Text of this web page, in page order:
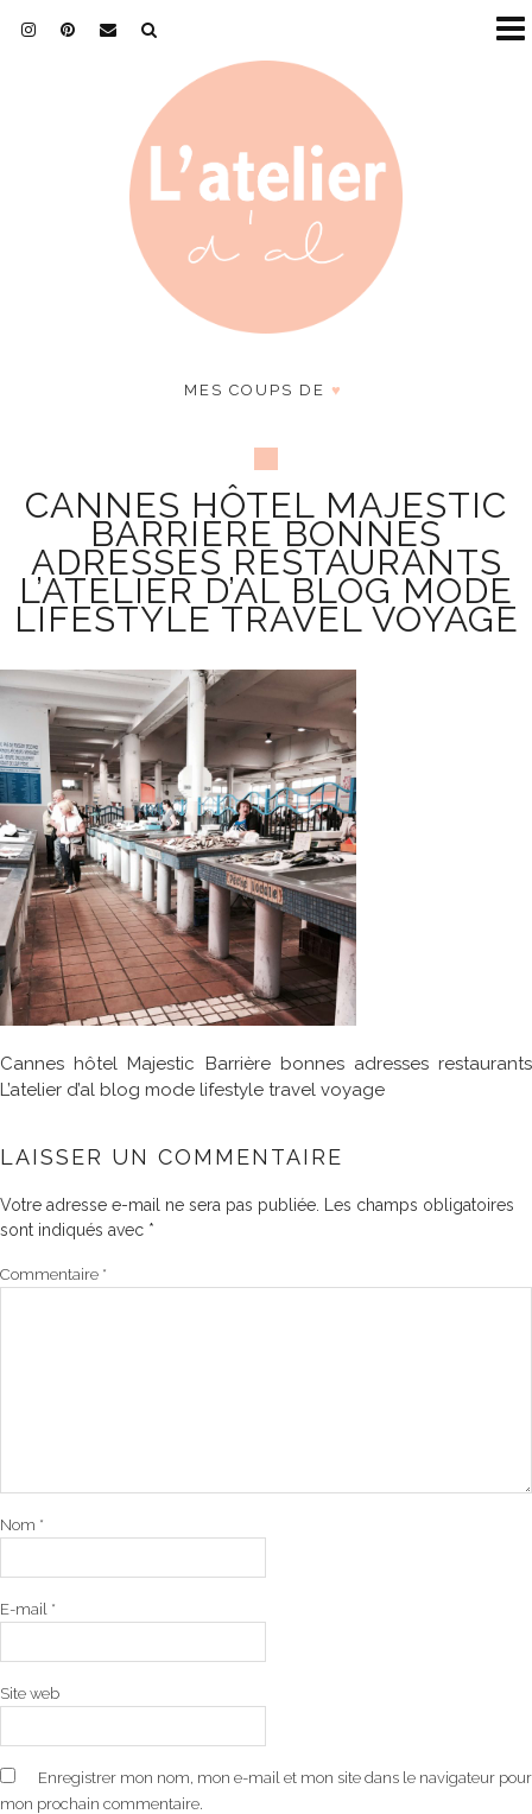
MES COUPS DE ♥
CANNES HÔTEL MAJESTIC
BARRIÈRE BONNES
ADRESSES RESTAURANTS
L’ATELIER D’AL BLOG MODE
LIFESTYLE TRAVEL VOYAGE
Cannes hôtel Majestic Barrière bonnes adresses restaurants
L’atelier d’al blog mode lifestyle travel voyage
LAISSER UN COMMENTAIRE
Votre adresse e-mail ne sera pas publiée.
Les champs obligatoires
sont indiqués avec *
Commentaire *
Nom *
E-mail *
Site web
Enregistrer mon nom, mon e-mail et mon site dans le navigateur pour
mon prochain commentaire.